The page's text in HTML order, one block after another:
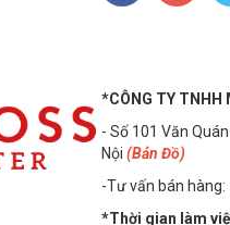
*CÔNG TY TNHH
- Số 101 Văn
Nội (Bản Đồ)
-Tư vấn bán hàng:
*Thời gian làm